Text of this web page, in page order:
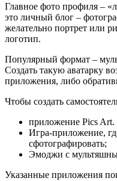
Главное фото профиля –
это личный блог –
желательно портрет или
логотип.
Популярный формат –
Создать такую аватарку
приложения, либо
Чтобы создать
приложение Pics
Игра-приложение,
сфотографировать;
Эмоджи с
Указанные приложения